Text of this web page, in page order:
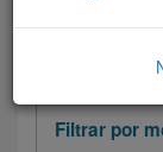
Filtrar las
Filtrar por